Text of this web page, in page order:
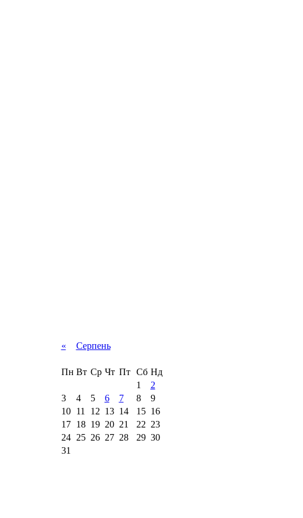
« Серпень
Пн Вт Ср Чт Пт Сб Нд
1
2
3
4 5 6 7 8
9
10
11 12 13 14 15 16
17
18 19 20 21 22 23
24
25 26 27 28 29 30
31